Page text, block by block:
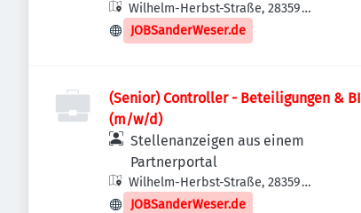
Wilhelm-Herbst-Straße, 28359
Bremen-Horn-Lehe, Deutschland
JOBSanderWeser.de
(Senior) Controller - Beteiligungen & BI
(m/w/d)
Stellenanzeigen aus einem
Partnerportal
Wilhelm-Herbst-Straße, 28359
Bremen-Horn-Lehe, Deutschland
JOBSanderWeser.de